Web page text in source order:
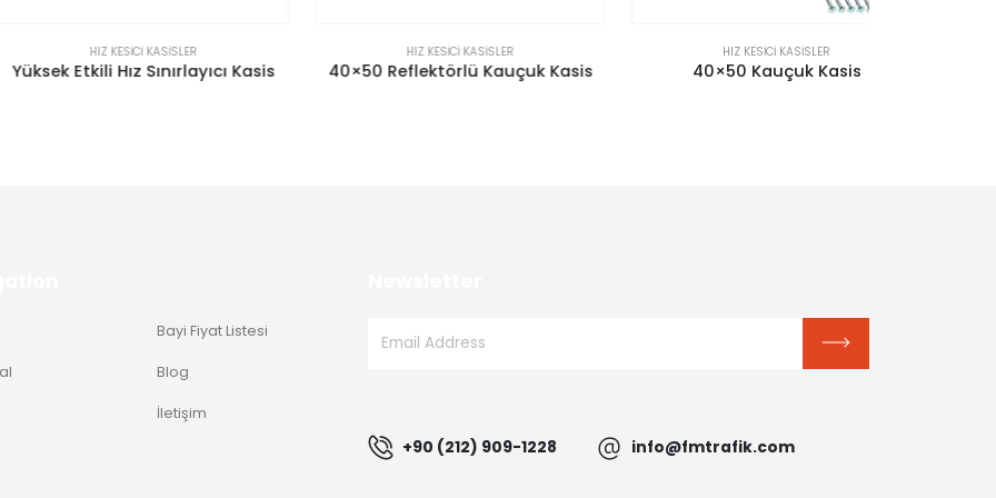
HIZ KESICI KASISLER
Etkili Hız Sınırlayıcı Kasis
HIZ KESICI KASISLER
40×50 Reflektörlü Kauçuk Kasis
HIZ KESICI KASISLER
40×50 Kauçuk Kasis
Bayi Fiyat Listesi
Blog
İletişim
+90 (212) 909-1228 info@fmtrafik.com